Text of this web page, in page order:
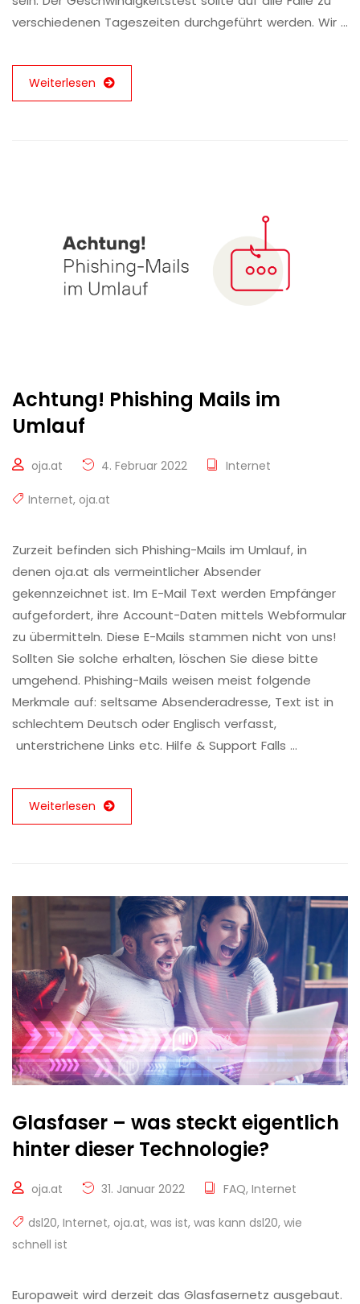
verschiedenen Tageszeiten durchgeführt werden. Wir …
Weiterlesen
Achtung! Phishing Mails im
Umlauf
oja.at 4. Februar 2022 Internet
Internet, oja.at
Zurzeit befinden sich Phishing-Mails im Umlauf, in
denen oja.at als vermeintlicher Absender
gekennzeichnet ist. Im E-Mail Text werden Empfänger
aufgefordert, ihre Account-Daten mittels Webformular
zu übermitteln. Diese E-Mails stammen nicht von uns!
Sollten Sie solche erhalten, löschen Sie diese bitte
umgehend. Phishing-Mails weisen meist folgende
Merkmale auf: seltsame Absenderadresse, Text ist in
schlechtem Deutsch oder Englisch verfasst,
unterstrichene Links etc. Hilfe & Support Falls …
Weiterlesen
Glasfaser – was steckt eigentlich
hinter dieser Technologie?
oja.at 31. Januar 2022 FAQ, Internet
dsl20, Internet, oja.at, was ist, was kann dsl20, wie
schnell ist
Europaweit wird derzeit das Glasfasernetz ausgebaut.